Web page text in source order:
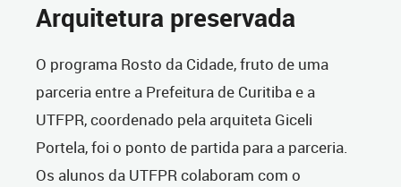
Arquitetura preservada
O programa Rosto da Cidade, fruto de uma
parceria entre a Prefeitura de Curitiba e a
UTFPR, coordenado pela arquiteta Giceli
Portela, foi o ponto de partida para a parceria.
Os alunos da UTFPR colaboram com o